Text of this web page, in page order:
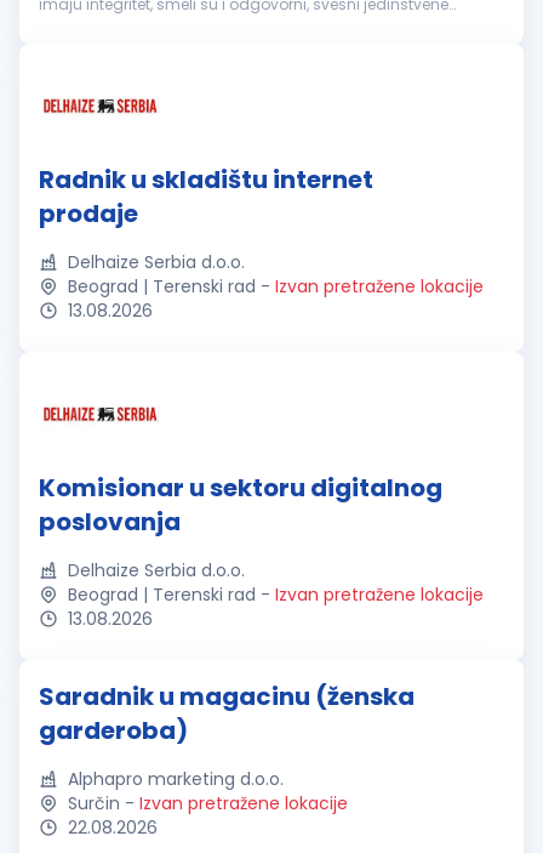
imaju integritet, smeli su i odgovorni, svesni jedinstvene
Radnik u skladištu internet
prodaje
Delhaize Serbia d.o.o.
Beograd | Terenski rad - Izvan pretražene lokacije
13.08.2026
Komisionar u sektoru digitalnog
poslovanja
Delhaize Serbia d.o.o.
Beograd | Terenski rad - Izvan pretražene lokacije
13.08.2026
Saradnik u magacinu (ženska
garderoba)
Alphapro marketing d.o.o.
Surčin - Izvan pretražene lokacije
22.08.2026